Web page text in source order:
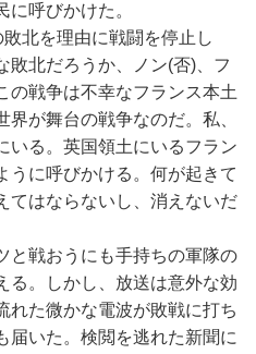
呼びかけた。
北を理由に戦闘を停止し
敗北だろうか、ノン(否)、フ
の戦争は不幸なフランス本土
が舞台の戦争なのだ。私、
いる。英国領土にいるフラン
うに呼びかける。何が起きて
てはならないし、消えないだ
戦おうにも手持ちの軍隊の
る。しかし、放送は意外な効
れた微かな電波が敗戦に打ち
届いた。検閲を逃れた新聞に